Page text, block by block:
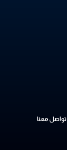
تواصل معنا